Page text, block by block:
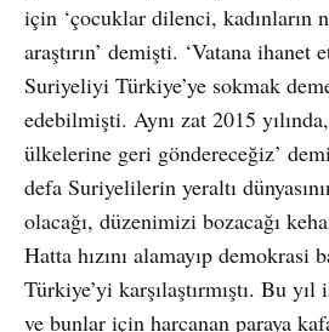
için ‘çocuklar dilenci, kadınların
araştırın’ demişti. ‘Vatana
Suriyeliyi Türkiye’ye sokmak
edebilmişti. Aynı zat 2015
ülkelerine geri göndereceğiz’
defa Suriyelilerin yeraltı
olacağı, düzenimizi bozacağı
Hatta hızını alamayıp demokrasi
Türkiye’yi karşılaştırmıştı. Bu yıl
ve bunlar için harcanan paraya